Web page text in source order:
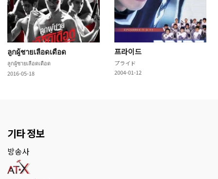
ลูกผู้ชายเลือดเดือด
ลูกผู้ชายเลือดเดือด
2016-05-18
프라이드
プライド
2004-01-12
기타 정보
방송사